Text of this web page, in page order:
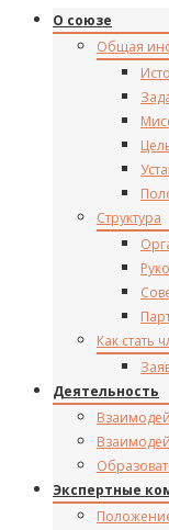
О союзе
Общая
Структура
Как стать
Деятельность
Экспертные